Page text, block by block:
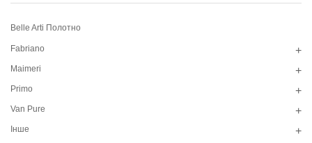
Belle Arti Полотно
+
Fabriano
+
Maimeri
+
Primo
+
Van Pure
+
Інше